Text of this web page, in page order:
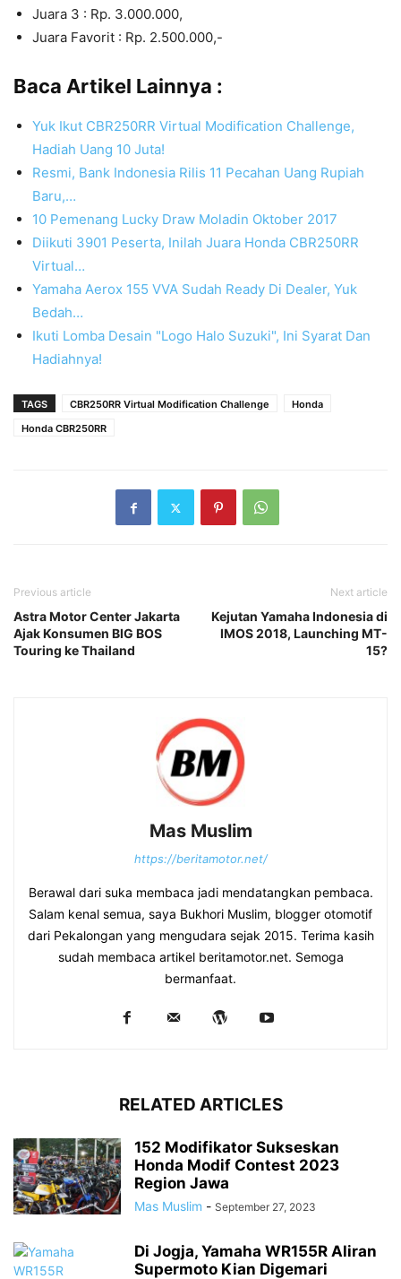
Juara 3 : Rp. 3.000.000,
Juara Favorit : Rp. 2.500.000,-
Baca Artikel Lainnya :
Yuk Ikut CBR250RR Virtual Modification Challenge,
Hadiah Uang 10 Juta!
Resmi, Bank Indonesia Rilis 11 Pecahan Uang Rupiah
Baru,…
10 Pemenang Lucky Draw Moladin Oktober 2017
Diikuti 3901 Peserta, Inilah Juara Honda CBR250RR
Virtual…
Yamaha Aerox 155 VVA Sudah Ready Di Dealer, Yuk
Bedah…
Ikuti Lomba Desain "Logo Halo Suzuki", Ini Syarat Dan
Hadiahnya!
TAGS CBR250RR Virtual Modification Challenge
Honda
Honda CBR250RR
Previous article
Astra Motor Center Jakarta
Ajak Konsumen BIG BOS
Touring ke Thailand
Next article
Kejutan Yamaha Indonesia di
IMOS 2018, Launching MT-
15?
Mas Muslim
https://beritamotor.net/
Berawal dari suka membaca jadi mendatangkan pembaca.
Salam kenal semua, saya Bukhori Muslim, blogger otomotif
dari Pekalongan yang mengudara sejak 2015. Terima kasih
sudah membaca artikel beritamotor.net. Semoga
bermanfaat.
RELATED ARTICLES
152 Modifikator Sukseskan
Honda Modif Contest 2023
Region Jawa
Mas Muslim - September 27, 2023
Di Jogja, Yamaha WR155R Aliran
Supermoto Kian Digemari